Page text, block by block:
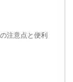
注意点と便利